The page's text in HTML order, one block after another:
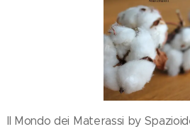
Il Mondo dei Materassi by